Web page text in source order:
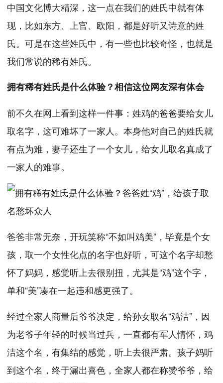
中国文化博大精深，这一点在我们的姓氏中就有体
现，比如东方、上官、欧阳，都是好听又诗意的姓
氏。可是在这些姓氏中，有一些也比较奇怪，也就是
我们常说的稀有姓氏。
拥有稀有姓氏是什么体验？相信这位网友深有体会
前不久在网上看到这样一件事：姓鸡的爸爸要给女儿
取名字，这可难坏了一家人。本身他对自己的姓氏就
有点为难，妻子还生了一个女儿，给女儿取名真成了
一家人的难事。
爸爸非常无奈，开玩笑称“不如叫鸡美”，毕竟是个女
孩，取一个女性化点的名字也好听，可这个名字却愁
怀了妈妈，感觉听上去很别扭，尤其是“鸡”这个字，
单和“美”凑在一起违和感更强了。
经过全家人商量后爷爷决定，给孙女取名“鸡洁”，因
为老爷子年轻的时候当过兵，一直都有军人情怀，鸡
洁这个名，有集结的感觉，听上去很严肃。孩子妈听
到这个名，终于漏出喜色，全家人都在称赞爷爷，给